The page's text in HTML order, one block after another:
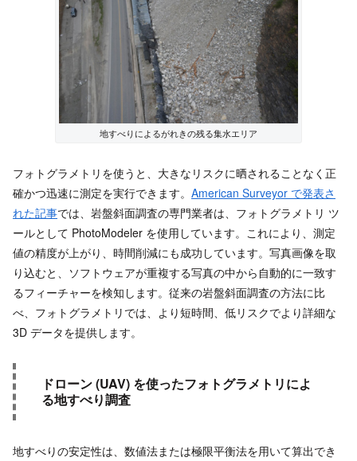
地すべりによるがれきの残る集水エリア
フォトグラメトリを使うと、大きなリスクに晒されることなく正
確かつ迅速に測定を実行できます。 American Surveyor で発表さ
れた記事では、岩盤斜面調査の専門業者は、フォトグラメトリ ツ
ールとして PhotoModeler を使用しています。これにより、測定
値の精度が上がり、時間削減にも成功しています。写真画像を取
り込むと、ソフトウェアが重複する写真の中から自動的に一致す
るフィーチャーを検知します。従来の岩盤斜面調査の方法に比
べ、フォトグラメトリでは、より短時間、低リスクでより詳細な
3D データを提供します。
ドローン (UAV) を使ったフォトグラメトリによ
る地すべり調査
地すべりの安定性は、数値法または極限平衡法を用いて算出でき